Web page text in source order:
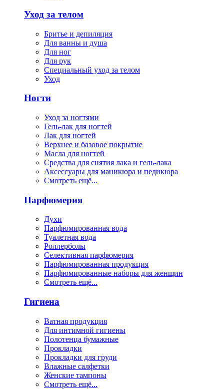
Уход за телом
Бритье и депиляция
Для ванны и душа
Для ног
Для рук
Специальный уход за телом
Уход
Ногти
Уход за ногтями
Гель-лак для ногтей
Лак для ногтей
Верхнее и базовое покрытие
Масла для ногтей
Средства для снятия лака и гель-лака
Аксессуары для маникюра и педикюра
Смотреть ещё...
Парфюмерия
Духи
Парфюмированная вода
Туалетная вода
Роллерболы
Селективная парфюмерия
Парфюмированная продукция
Парфюмированные наборы для женщин
Смотреть ещё...
Гигиена
Ватная продукция
Для интимной гигиены
Полотенца бумажные
Прокладки
Прокладки для груди
Влажные салфетки
Женские тампоны
Смотреть ещё...